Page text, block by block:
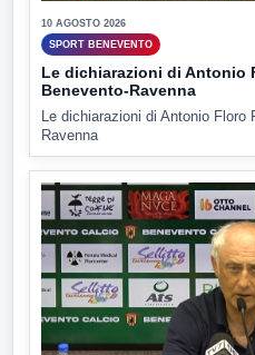
10 AGOSTO 2026
SPORT BENEVENTO
Le dichiarazioni di Antonio
Benevento-Ravenna
Le dichiarazioni di Antonio Floro
Ravenna